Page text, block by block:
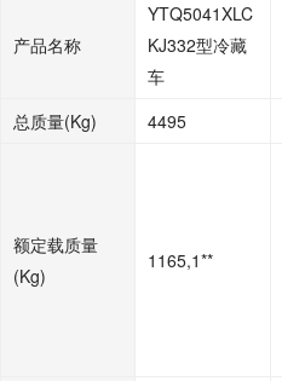
产品名称
YTQ5041XLC
KJ332型冷藏
车
总质量(Kg) 4495
额定载质量
(Kg)
1165,1**